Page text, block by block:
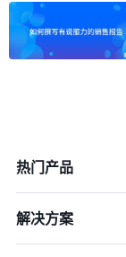
热门产品
解决方案